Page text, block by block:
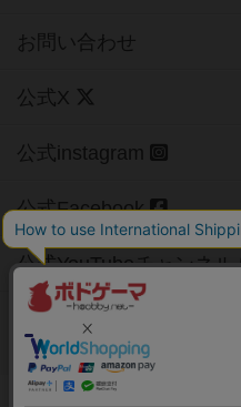
お問い合わせ
公式X
公式instagram
公式Facebook
公式YouTubeチャンネル